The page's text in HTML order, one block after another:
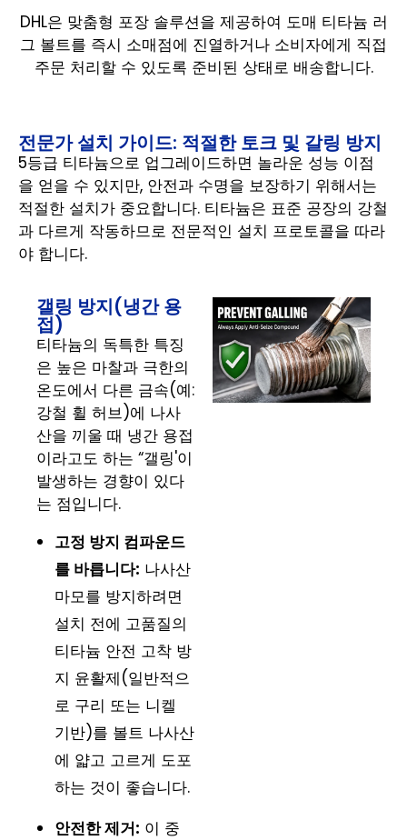
DHL은 맞춤형 포장 솔루션을 제공하여 도매 티타늄 러
그 볼트를 즉시 소매점에 진열하거나 소비자에게 직접
주문 처리할 수 있도록 준비된 상태로 배송합니다.
전문가 설치 가이드: 적절한 토크 및 갈링 방지
5등급 티타늄으로 업그레이드하면 놀라운 성능 이점
을 얻을 수 있지만, 안전과 수명을 보장하기 위해서는
적절한 설치가 중요합니다. 티타늄은 표준 공장의 강철
과 다르게 작동하므로 전문적인 설치 프로토콜을 따라
야 합니다.
갤링 방지(냉간 용
접)
티타늄의 독특한 특징
은 높은 마찰과 극한의
온도에서 다른 금속(예:
강철 휠 허브)에 나사
산을 끼울 때 냉간 용접
이라고도 하는 “갤링'이
발생하는 경향이 있다
는 점입니다.
고정 방지 컴파운드
를 바릅니다: 나사산
마모를 방지하려면
설치 전에 고품질의
티타늄 안전 고착 방
지 윤활제(일반적으
로 구리 또는 니켈
기반)를 볼트 나사산
에 얇고 고르게 도포
하는 것이 좋습니다.
안전한 제거: 이 중